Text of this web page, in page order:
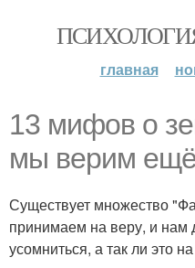
главная
13 мифов о
мы верим
Существует множество
принимаем на веру, и нам
усомниться, а так ли это